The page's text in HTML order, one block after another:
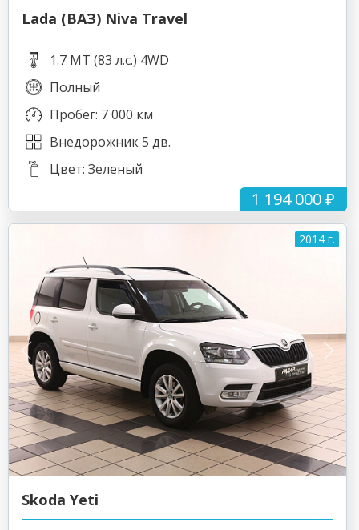
1 194 000 ₽
Lada (ВАЗ) Niva Travel
1.7 MT (83 л.с.) 4WD
Полный
Пробег: 7 000 км
Внедорожник 5 дв.
Цвет: Зеленый
2014 г.
Skoda Yeti